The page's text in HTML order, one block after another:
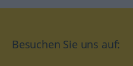
Besuchen Sie uns auf: